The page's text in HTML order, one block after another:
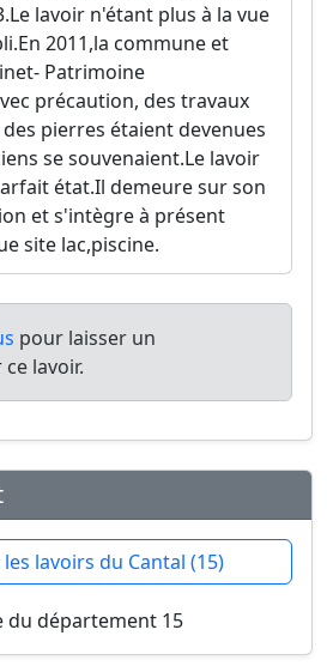
lavoir n'étant plus à la vue
2011,la commune et
Patrimoine
précaution, des travaux
pierres étaient devenues
se souvenaient.Le lavoir
état.Il demeure sur son
et s'intègre à présent
site lac,piscine.
pour laisser un
lavoir.
lavoirs du Cantal (15)